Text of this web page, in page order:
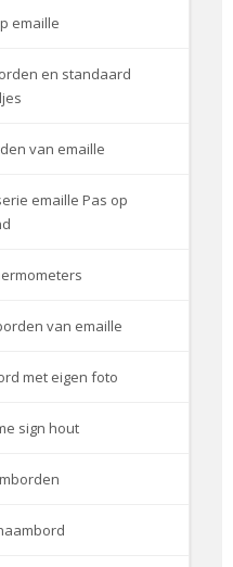
emaille
en standaard
van emaille
emaille Pas op
van emaille
met eigen foto
sign hout